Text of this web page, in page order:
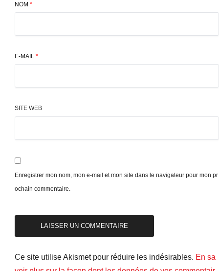
NOM *
E-MAIL *
SITE WEB
Enregistrer mon nom, mon e-mail et mon site dans le navigateur pour mon pr
ochain commentaire.
Ce site utilise Akismet pour réduire les indésirables. En sa